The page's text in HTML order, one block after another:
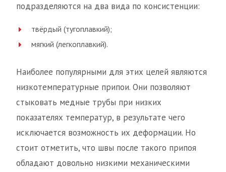
подразделяются на два вида по консистенции:
твёрдый (тугоплавкий);
мягкий (легкоплавкий).
Наиболее популярными для этих целей являются
низкотемпературные припои. Они позволяют
стыковать медные трубы при низких
показателях температур, в результате чего
исключается возможность их деформации. Но
стоит отметить, что швы после такого припоя
обладают довольно низкими механическими